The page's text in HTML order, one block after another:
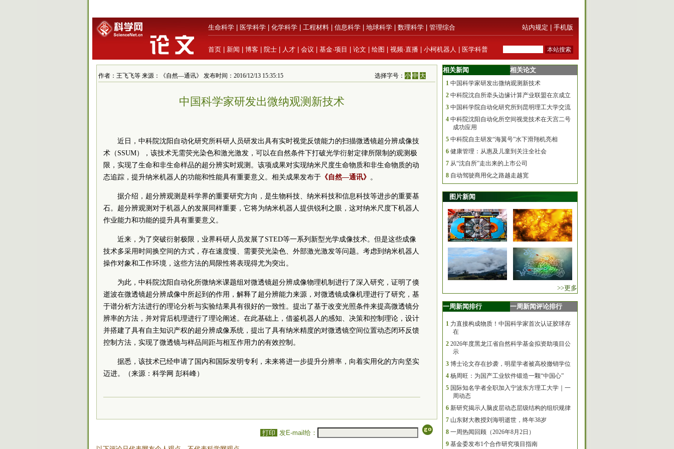
生命科学 医学科学 化学科学 工程材料 信息科学 地球科学 数理科学 管理综合 站内规定 手机版
首页 新闻 博客 院士 人才 会议 基金·项目 论文 绘图 视频·直播 小柯机器人 医学科普
作者：王飞飞等 来源：《自然—通讯》 发布时间：2016/12/13 15:35:15 选择字号：小 中 大
中国科学家研发出微纳观测新技术
近日，中科院沈阳自动化研究所科研人员研发出具有实时视觉反馈能力的扫描微透镜超分辨成像技
术（SSUM），该技术无需荧光染色和激光激发，可以在自然条件下打破光学衍射定律所限制的观测极
限，实现了生命和非生命样品的超分辨实时观测。该项成果对实现纳米尺度生命物质和非生命物质的动
态追踪，提升纳米机器人的功能和性能具有重要意义。相关成果发布于 《自然—通讯》 。
据介绍，超分辨观测是科学界的重要研究方向，是生物科技、纳米科技和信息科技等进步的重要基
石。超分辨观测对于机器人的发展同样重要，它将为纳米机器人提供锐利之眼，这对纳米尺度下机器人
作业能力和功能的提升具有重要意义。
近来，为了突破衍射极限，业界科研人员发展了STED等一系列新型光学成像技术。但是这些成像
技术多采用时间换空间的方式，存在速度慢、需要荧光染色、外部激光激发等问题。考虑到纳米机器人
操作对象和工作环境，这些方法的局限性将表现得尤为突出。
为此，中科院沈阳自动化所微纳米课题组对微透镜超分辨成像物理机制进行了深入研究，证明了倏
逝波在微透镜超分辨成像中所起到的作用，解释了超分辨能力来源，对微透镜成像机理进行了研究，基
于谱分析方法进行的理论分析与实验结果具有很好的一致性。提出了基于改变光照条件来提高微透镜分
辨率的方法，并对背后机理进行了理论阐述。在此基础上，借鉴机器人的感知、决策和控制理论，设计
并搭建了具有自主知识产权的超分辨成像系统，提出了具有纳米精度的对微透镜空间位置动态闭环反馈
控制方法，实现了微透镜与样品间距与相互作用力的有效控制。
据悉，该技术已经申请了国内和国际发明专利，未来将进一步提升分辨率，向着实用化的方向坚实
迈进。（来源：科学网 彭科峰）
打印 发E-mail给：
相关新闻 相关论文
1 中国科学家研发出微纳观测新技术
2 中科院沈自所牵头边缘计算产业联盟在京成立
3 中国科学院自动化研究所到昆明理工大学交流
4 中科院沈阳自动化所空间视觉技术在天宫二号
成功应用
5 中科院自主研发“海翼号”水下滑翔机亮相
6 健康管理：从惠及儿童到关注全社会
7 从“沈自所”走出来的上市公司
8 自动驾驶商用化之路越走越宽
图片新闻
>>更多
一周新闻排行 一周新闻评论排行
1 力直接构成物质！中国科学家首次认证胶球存
在
2 2026年度黑龙江省自然科学基金拟资助项目公
示
3 博士论文存在抄袭，明星学者被高校撤销学位
4 杨周旺：为国产工业软件锻造一颗“中国心”
5 国际知名学者全职加入宁波东方理工大学｜一
周动态
6 新研究揭示人脑皮层动态层级结构的组织规律
7 山东财大教授刘海明逝世，终年38岁
8 一周热闻回顾（2026年8月2日）
9 基金委发布1个合作研究项目指南